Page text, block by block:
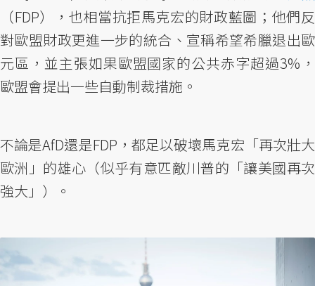
（FDP），也相當抗拒馬克宏的財政藍圖；他們反
對歐盟財政更進一步的統合、宣稱希望希臘退出歐
元區，並主張如果歐盟國家的公共赤字超過3%，
歐盟會提出一些自動制裁措施。
不論是AfD還是FDP，都足以破壞馬克宏「再次壯大
歐洲」的雄心（似乎有意匹敵川普的「讓美國再次
強大」）。